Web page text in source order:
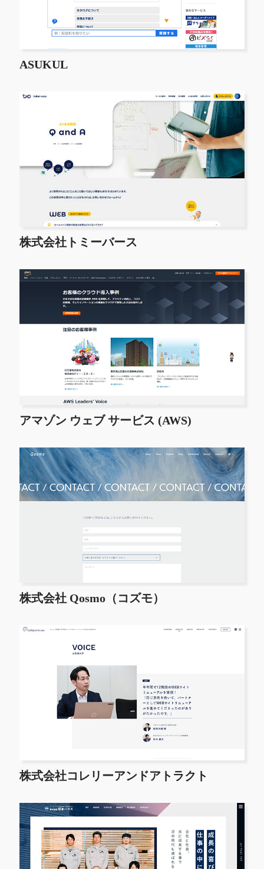
ASUKUL
株式会社トミーバース
アマゾン ウェブ サービス (AWS)
株式会社 Qosmo（コズモ）
株式会社コレリーアンドアトラクト